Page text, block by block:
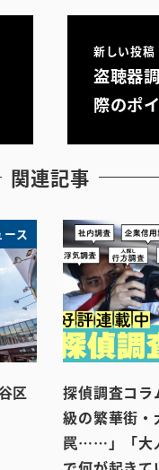
新しい投稿
盗聴器
際のポ
関連記事
ス
区
探偵調査コラ
級の繁華街・
罠……」「大